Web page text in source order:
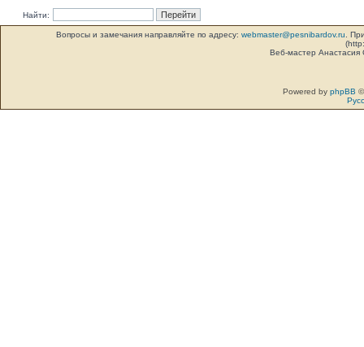
Найти:
Вопросы и замечания направляйте по адресу: webmaster@pesnibardov.ru .
Веб-мастер
Powered by phpBB